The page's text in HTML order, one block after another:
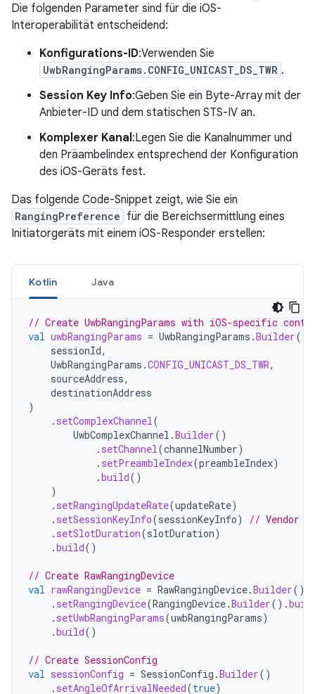
Die folgenden Parameter sind für die iOS-
Interoperabilität entscheidend:
Konfigurations-ID:Verwenden Sie
UwbRangingParams.CONFIG_UNICAST_DS_TWR .
Session Key Info:Geben Sie ein Byte-Array mit der
Anbieter-ID und dem statischen STS-IV an.
Komplexer Kanal :Legen Sie die Kanalnummer und
den Präambelindex entsprechend der Konfiguration
des iOS-Geräts fest.
Das folgende Code-Snippet zeigt, wie Sie ein
RangingPreference für die Bereichsermittlung eines
Initiatorgeräts mit einem iOS-Responder erstellen:
Kotlin Java
// Create UwbRangingParams with iOS-specific
val uwbRangingParams = UwbRangingParams .Builder(
sessionId,
UwbRangingParams .CONFIG_UNICAST_DS_TWR,
sourceAddress,
destinationAddress
)
. setComplexChannel (
UwbComplexChannel .Builder()
. setChannel (channelNumber)
. setPreambleIndex(preambleIndex)
.build()
)
. setRangingUpdateRate(updateRate)
. setSessionKeyInfo(sessionKeyInfo)
// Vendor
. setSlotDuration(slotDuration)
.build()
// Create RawRangingDevice
val rawRangingDevice = RawRangingDevice.Builder()
. setRangingDevice(RangingDevice.Builder().
. setUwbRangingParams(uwbRangingParams)
.build()
// Create SessionConfig
val sessionConfig = SessionConfig .Builder()
. setAngleOfArrivalNeeded(true)